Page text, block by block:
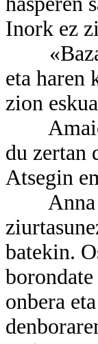
Inork ez
eta haren
zion
du zertan
Atsegin
Anna
batekin.
onbera